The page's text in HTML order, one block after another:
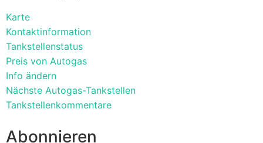
Karte
Kontaktinformation
Tankstellenstatus
Preis von Autogas
Info ändern
Nächste Autogas-Tankstellen
Tankstellenkommentare
Abonnieren